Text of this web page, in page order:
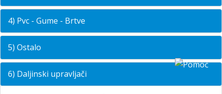
4) Pvc - Gume - Brtve
5) Ostalo
6) Daljinski upravljači